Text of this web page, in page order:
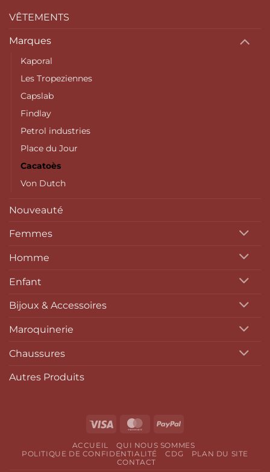
VÊTEMENTS
Marques
Kaporal
Les Tropeziennes
Capslab
Findlay
Petrol industries
Place du Jour
Cacatoès
Von Dutch
Nouveauté
Femmes
Homme
Enfant
Bijoux & Accessoires
Maroquinerie
Chaussures
Autres Produits
Visa MasterCardPayPal
ACCUEIL
QUI NOUS SOMMES
POLITIQUE DE CONFIDENTIALITÉ
CDG
PLAN DU SITE
CONTACT